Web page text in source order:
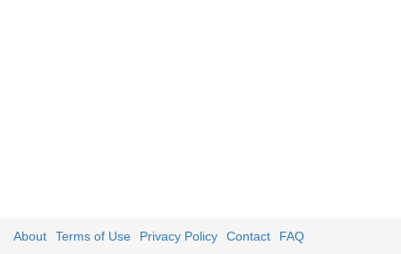
About Terms of Use Privacy Policy Contact FAQ